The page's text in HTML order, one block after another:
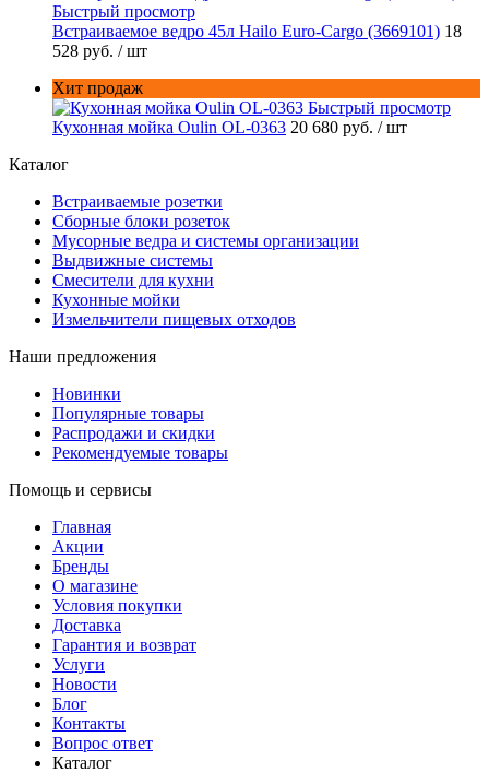
Быстрый просмотр
Встраиваемое ведро 45л Hailo Euro-Cargo (3669101) 18
528 руб. / шт
Хит продаж
Быстрый просмотр
Кухонная мойка Oulin OL-0363 20 680 руб. / шт
Каталог
Встраиваемые розетки
Сборные блоки розеток
Мусорные ведра и системы организации
Выдвижные системы
Смесители для кухни
Кухонные мойки
Измельчители пищевых отходов
Наши предложения
Новинки
Популярные товары
Распродажи и скидки
Рекомендуемые товары
Помощь и сервисы
Главная
Акции
Бренды
О магазине
Условия покупки
Доставка
Гарантия и возврат
Услуги
Новости
Блог
Контакты
Вопрос ответ
Каталог